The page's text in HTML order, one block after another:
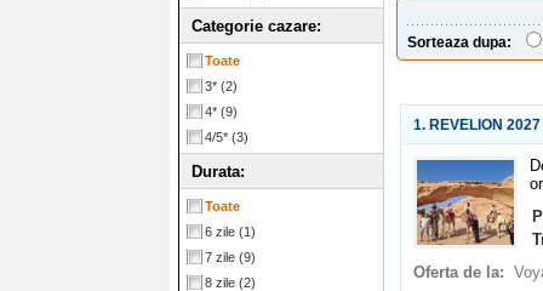
Categorie cazare:
Toate
3* (2)
4* (9)
4/5* (3)
Durata:
Toate
6 zile (1)
7 zile (9)
8 zile (2)
Sorteaza dupa:
1. REVELION
Oferta de la: